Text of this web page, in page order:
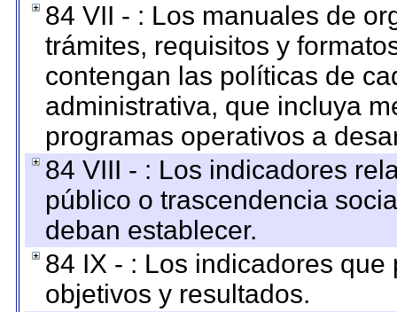
84 VII - : Los manuales de
trámites, requisitos y
contengan las políticas de
administrativa, que incluya
programas operativos a
84 VIII - : Los indicadores
público o trascendencia
deban establecer.
84 IX - : Los indicadores
objetivos y resultados.